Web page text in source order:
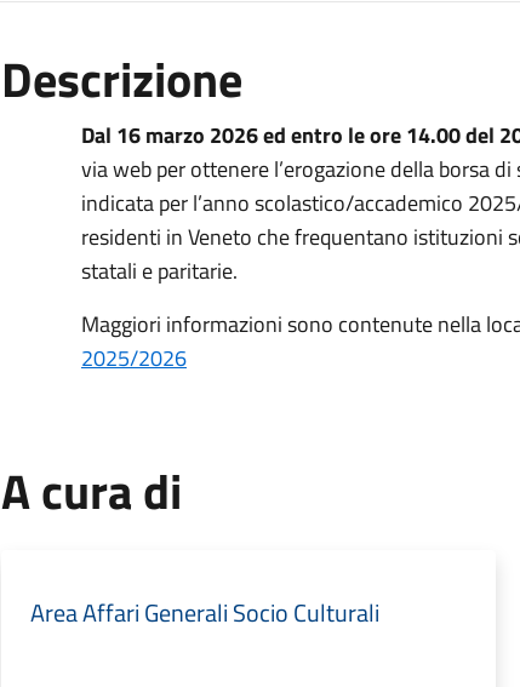
Descrizione
Dal 16 marzo 2026ed entro le ore 14.00 del
via web per ottenere l’erogazione dellaborsadi
indicata per l’anno scolastico/accademico
residenti in Veneto che frequentano istituzioni
statali e paritarie.
Maggiori informazioni sono contenute nella
2025/2026
A cura di
Area Affari Generali Socio Culturali